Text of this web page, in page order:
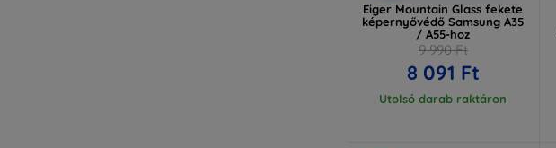
Eiger Mountain Glass fekete
képernyővédő Samsung A35
/ A55-hoz
9 990 Ft
8 091 Ft
Utolsó darab raktáron